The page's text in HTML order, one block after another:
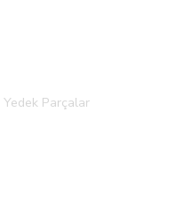
Yedek Parçalar